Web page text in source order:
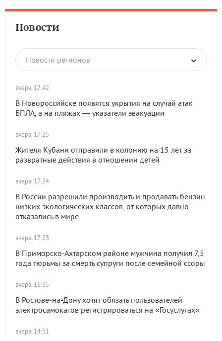
Новости
Новости регионов
вчера, 17:42
В Новороссийске появятся укрытия на случай атак
БПЛА, а на пляжах — указатели эвакуации
вчера, 17:25
Жителя Кубани отправили в колонию на 15 лет за
развратные действия в отношении детей
вчера, 17:24
В России разрешили производить и продавать бензин
низких экологических классов, от которых давно
отказались в мире
вчера, 17:23
В Приморско-Ахтарском районе мужчина получил 7,5
года тюрьмы за смерть супруги после семейной ссоры
вчера, 16:35
В Ростове-на-Дону хотят обязать пользователей
электросамокатов регистрироваться на «Госуслугах»
вчера, 14:51